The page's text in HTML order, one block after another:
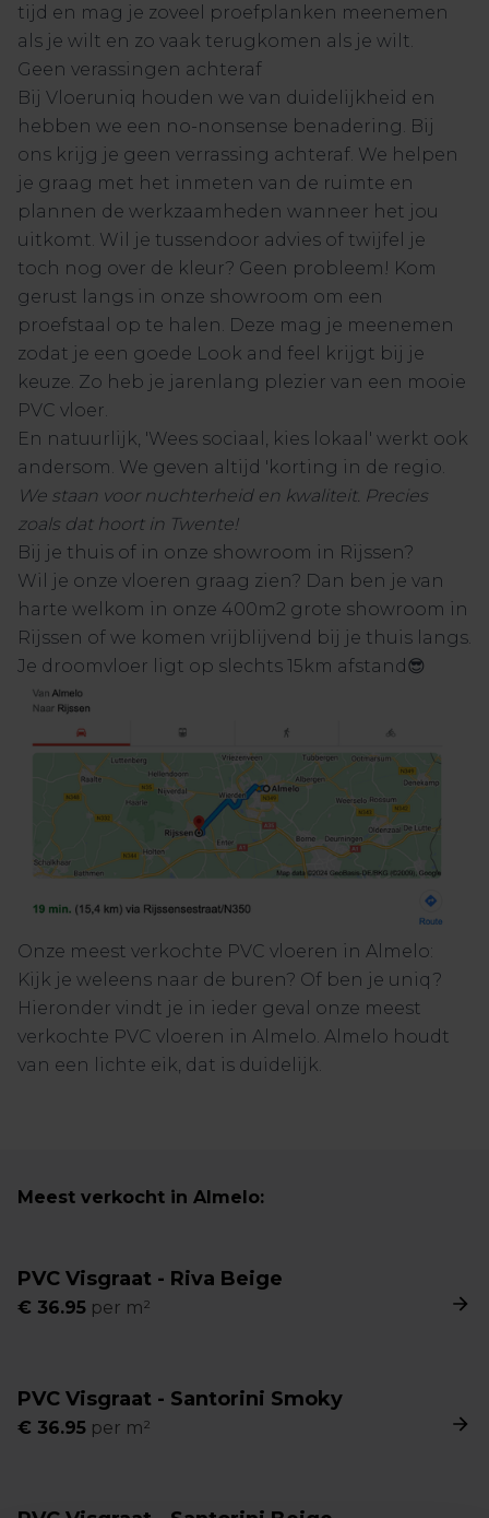
tijd en mag je zoveel proefplanken meenemen
als je wilt en zo vaak terugkomen als je wilt.
Geen verassingen achteraf
Bij Vloeruniq houden we van duidelijkheid en
hebben we een no-nonsense benadering. Bij
ons krijg je geen verrassing achteraf. We helpen
je graag met het inmeten van de ruimte en
plannen de werkzaamheden wanneer het jou
uitkomt. Wil je tussendoor advies of twijfel je
toch nog over de kleur? Geen probleem! Kom
gerust langs in onze showroom om een
proefstaal op te halen. Deze mag je meenemen
zodat je een goede Look and feel krijgt bij je
keuze. Zo heb je jarenlang plezier van een mooie
PVC vloer.
En natuurlijk, 'Wees sociaal, kies lokaal' werkt ook
andersom. We geven altijd 'korting in de regio.
We staan voor nuchterheid en kwaliteit. Precies
zoals dat hoort in Twente!
Bij je thuis of in onze showroom in Rijssen?
Wil je onze vloeren graag zien? Dan ben je van
harte welkom in onze 400m2 grote showroom in
Rijssen of we komen vrijblijvend bij je thuis langs.
Je droomvloer ligt op slechts 15km afstand😎
Onze meest verkochte PVC vloeren in Almelo:
Kijk je weleens naar de buren? Of ben je uniq?
Hieronder vindt je in ieder geval onze meest
verkochte PVC vloeren in Almelo. Almelo houdt
van een lichte eik, dat is duidelijk.
Meest verkocht in Almelo:
PVC Visgraat - Riva Beige
€ 36.95 per m²
PVC Visgraat - Santorini Smoky
€ 36.95 per m²